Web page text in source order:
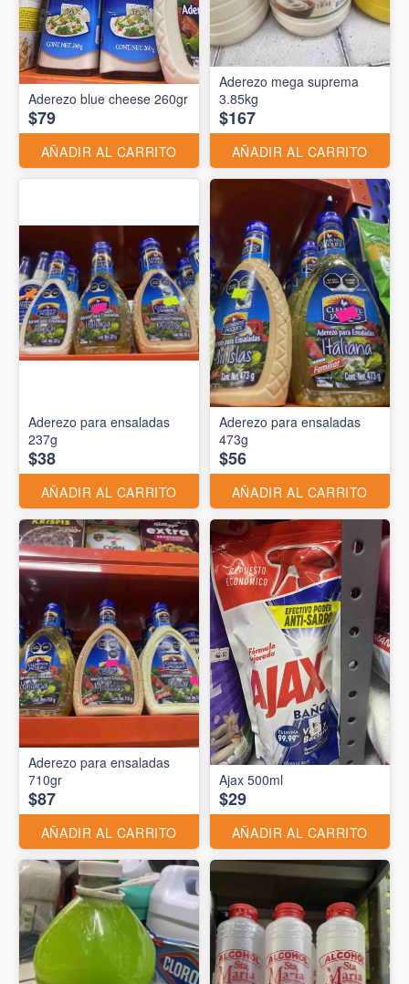
Aderezo blue cheese 260gr
$79
AÑADIR AL CARRITO
Aderezo mega suprema
3.85kg
$167
AÑADIR AL CARRITO
Aderezo para ensaladas
237g
$38
AÑADIR AL CARRITO
Aderezo para ensaladas
473g
$56
AÑADIR AL CARRITO
Aderezo para ensaladas
710gr
$87
AÑADIR AL CARRITO
Ajax 500ml
$29
AÑADIR AL CARRITO